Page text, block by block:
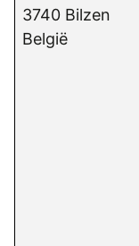
3740 Bilzen
België